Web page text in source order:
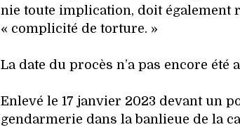
nie toute implication, doit également
« complicité de torture. »
La date du procès n’a pas encore été
Enlevé le 17 janvier 2023 devant un
gendarmerie dans la banlieue de la